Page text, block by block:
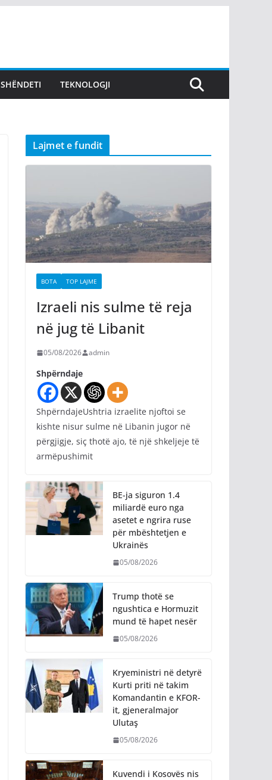
SHËNDETI TEKNOLOGJI
Lajmet e fundit
BOTA TOP LAJME
Izraeli nis sulme të reja
në jug të Libanit
05/08/2026 admin
Shpërndaje
ShpërndajeUshtria izraelite njoftoi se
kishte nisur sulme në Libanin jugor në
përgjigje, siç thotë ajo, të një shkeljeje të
armëpushimit
BE-ja siguron 1.4
miliardë euro nga
asetet e ngrira ruse
për mbështetjen e
Ukrainës
05/08/2026
Trump thotë se
ngushtica e Hormuzit
mund të hapet nesër
05/08/2026
Kryeministri në detyrë
Kurti priti në takim
Komandantin e KFOR-
it, gjeneralmajor
Ulutaş
05/08/2026
Kuvendi i Kosovës nis